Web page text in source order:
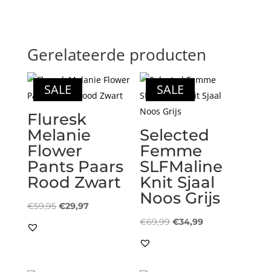
Gerelateerde producten
SALE
Fluresk
Melanie
Flower
Pants Paars
Rood Zwart
€59,95 Oorspronkelijke
€29,97Huidige
SALE
Selected
Femme
SLFMaline
Knit Sjaal
Noos Grijs
€69,99 Oorspronkelijke
€34,99Huidige